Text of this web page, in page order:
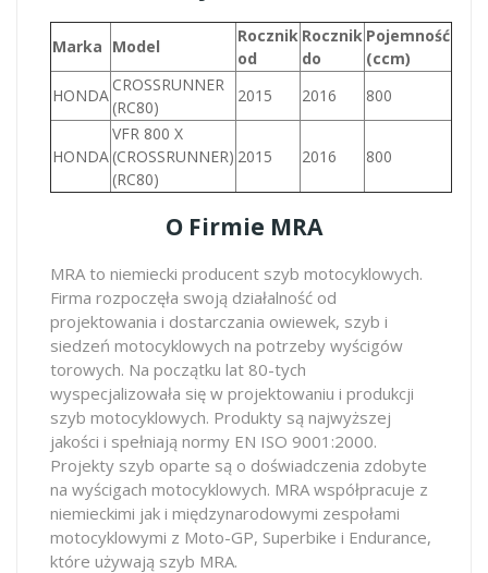
Marka Model
Rocznik
od
Rocznik
do
Pojemność
(ccm)
HONDA
CROSSRUNNER
(RC80)
2015 2016 800
HONDA
VFR 800 X
(CROSSRUNNER)
(RC80)
2015 2016 800
O Firmie MRA
MRA to niemiecki producent szyb motocyklowych.
Firma rozpoczęła swoją działalność od
projektowania i dostarczania owiewek, szyb i
siedzeń motocyklowych na potrzeby wyścigów
torowych. Na początku lat 80-tych
wyspecjalizowała się w projektowaniu i produkcji
szyb motocyklowych. Produkty są najwyższej
jakości i spełniają normy EN ISO 9001:2000.
Projekty szyb oparte są o doświadczenia zdobyte
na wyścigach motocyklowych. MRA współpracuje z
niemieckimi jak i międzynarodowymi zespołami
motocyklowymi z Moto-GP, Superbike i Endurance,
które używają szyb MRA.